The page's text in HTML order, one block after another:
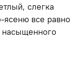
слегка
все равно
насыщенного